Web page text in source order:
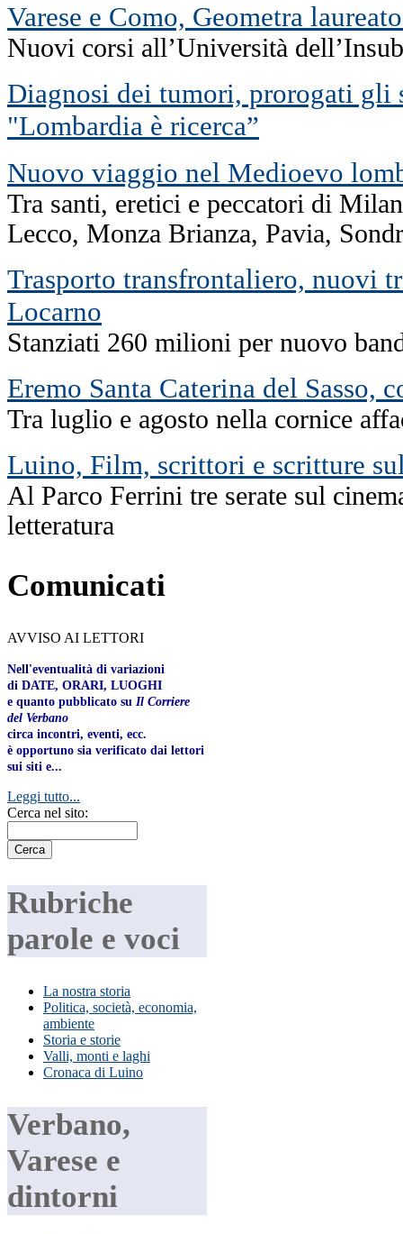
Varese e Como, Geometra
Nuovi corsi all’Università
Diagnosi dei tumori, prorogati gli
"Lombardia è ricerca”
Nuovo viaggio nel Medioevo
Tra santi, eretici e peccatori di
Lecco, Monza Brianza, Pavia,
Trasporto transfrontaliero, nuovi
Locarno
Stanziati 260 milioni per nuovo
Eremo Santa Caterina del Sasso,
Tra luglio e agosto nella cornice
Luino, Film, scrittori e scritture
Al Parco Ferrini tre serate sul
letteratura
Comunicati
AVVISO AI LETTORI
Nell'eventualità di variazioni
di DATE, ORARI, LUOGHI
e quanto pubblicato su Il Corriere
del Verbano
circa incontri, eventi, ecc.
è opportuno sia verificato dai lettori
sui siti e...
Leggi tutto...
Cerca nel sito:
Rubriche
parole e voci
La nostra storia
Politica, società, economia,
ambiente
Storia e storie
Valli, monti e laghi
Cronaca di Luino
Verbano,
Varese e
dintorni